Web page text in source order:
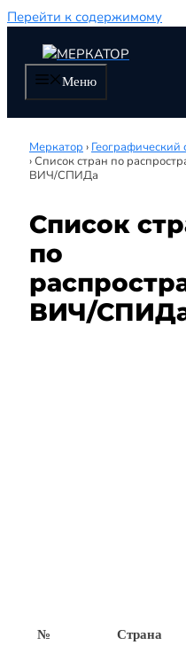
Перейти к содержимому
Меню
Меркатор › Географический
›Список стран по
ВИЧ/СПИДа
Список
по
ВИЧ/
№ Страна